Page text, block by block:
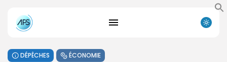
DÉPÊCHES ÉCONOMIE